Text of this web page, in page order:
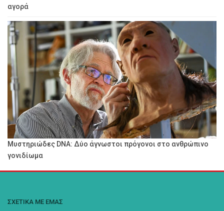
αγορά
Μυστηριώδες DNA: Δύο άγνωστοι πρόγονοι στο ανθρώπινο
γονιδίωμα
ΣΧΕΤΙΚΑ ΜΕ ΕΜΑΣ